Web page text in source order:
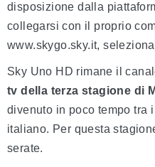
disposizione dalla
collegarsi con il proprio
www.skygo.sky.it,
Sky Uno HD rimane il
tv della terza stagione di
divenuto in poco tempo tra
italiano. Per questa
serate.